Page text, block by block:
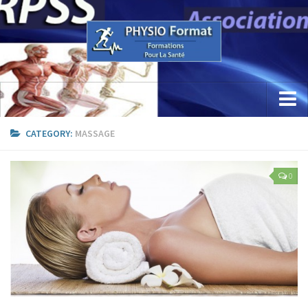
Accueil
Etude / Formation / Recherche
Parcours Professionnel
La Recherche
Sciences Physio Sport Santé
Appareillage & PhysioKine Sport Santé
Les Formations
CATEGORY: MASSAGE
0